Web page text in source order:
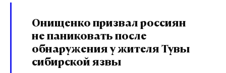
Онищенко призвал россиян
не паниковать после
обнаружения у жителя Тувы
сибирской язвы